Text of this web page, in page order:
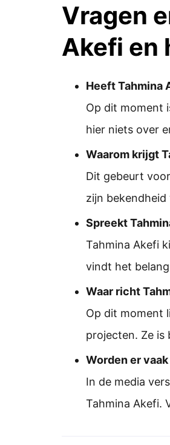
Vragen
Akefi en
Heeft Tahmina
Op dit moment
hier niets over
Waarom krijgt
Dit gebeurt
zijn
Spreekt
Tahmina Akefi
vindt het
Waar richt
Op dit moment
projecten. Ze is
Worden er
In de media
Tahmina Akefi.